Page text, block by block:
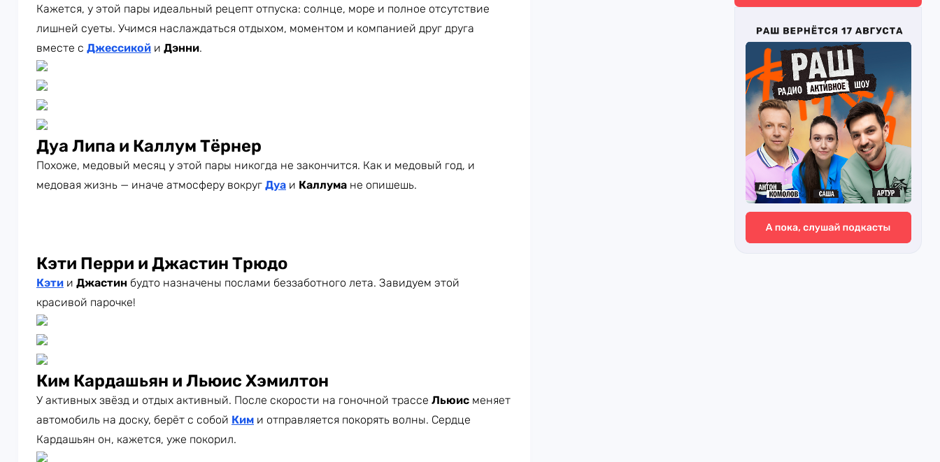
Кажется, у этой пары идеальный рецепт отпуска: солнце, море и полное отсутствие
лишней суеты. Учимся наслаждаться отдыхом, моментом и компанией друг друга
вместе с Джессикой и Дэнни.
Дуа Липа и Каллум Тёрнер
Похоже, медовый месяц у этой пары никогда не закончится. Как и медовый год, и
медовая жизнь — иначе атмосферу вокруг Дуа и Каллума не опишешь.
Кэти Перри и Джастин Трюдо
Кэти и Джастин будто назначены послами беззаботного лета. Завидуем этой
красивой парочке!
Ким Кардашьян и Льюис Хэмилтон
У активных звёзд и отдых активный. После скорости на гоночной трассе Льюис меняет
автомобиль на доску, берёт с собой Ким и отправляется покорять волны. Сердце
Кардашьян он, кажется, уже покорил.